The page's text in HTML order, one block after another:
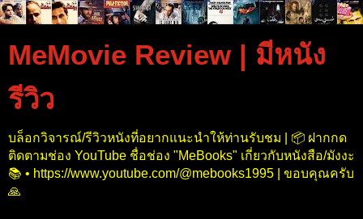
MeMovie Review | มีหนัง
รีวิว
บล็อกวิจารณ์/รีวิวหนังที่อยากแนะนำให้ท่านรับชม | 📦 ฝากกด
ติดตามช่อง YouTube ชื่อช่อง "MeBooks" เกี่ยวกับหนังสือ/มังงะ
📚 • https://www.youtube.com/@mebooks1995 | ขอบคุณครับ
🙏